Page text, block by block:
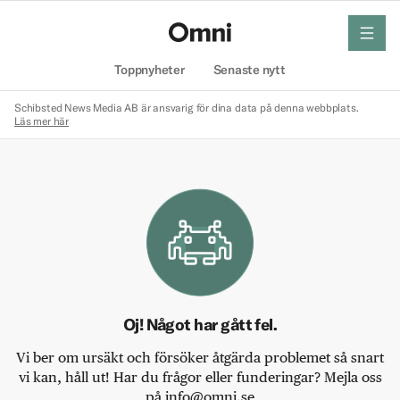
Toppnyheter Senaste nytt
meny
Schibsted News Media AB är ansvarig för dina data på denna webbplats.
Läs mer här
Oj! Något har gått fel.
Vi ber om ursäkt och försöker åtgärda problemet så snart
vi kan, håll ut! Har du frågor eller funderingar? Mejla oss